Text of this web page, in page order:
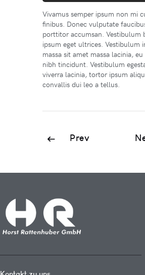
Vivamus semper ipsum non mi
finibus. Donec vulputate
porttitor accumsan. Vestibulum
ipsum eget ultrices. Vestibulum
massa sit amet massa lacinia,
nibh tincidunt. Vestibulum
viverra lacinia, tortor ipsum
convallis dui leo a tellus.
Prev